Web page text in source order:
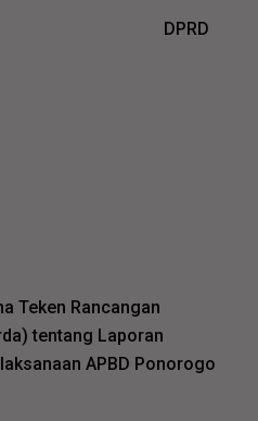
DPRD
Teken Rancangan
tentang Laporan
APBD Ponorogo